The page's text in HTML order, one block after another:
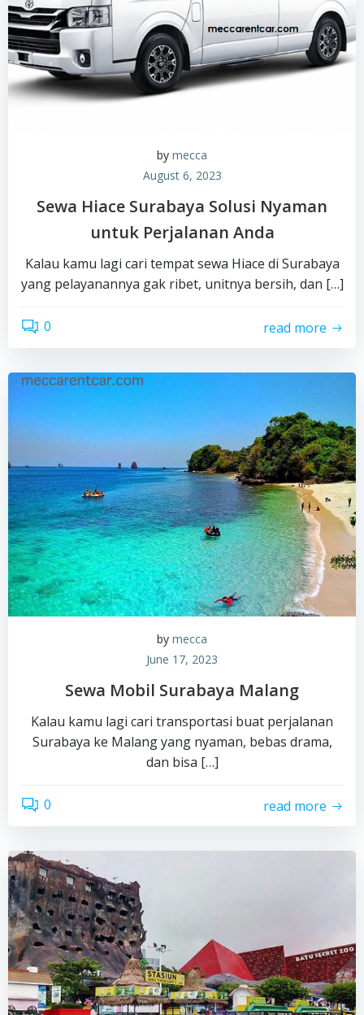
by mecca
August 6, 2023
Sewa Hiace Surabaya Solusi Nyaman
untuk Perjalanan Anda
Kalau kamu lagi cari tempat sewa Hiace di Surabaya
yang pelayanannya gak ribet, unitnya bersih, dan […]
0 read more
by mecca
June 17, 2023
Sewa Mobil Surabaya Malang
Kalau kamu lagi cari transportasi buat perjalanan
Surabaya ke Malang yang nyaman, bebas drama,
dan bisa […]
0 read more